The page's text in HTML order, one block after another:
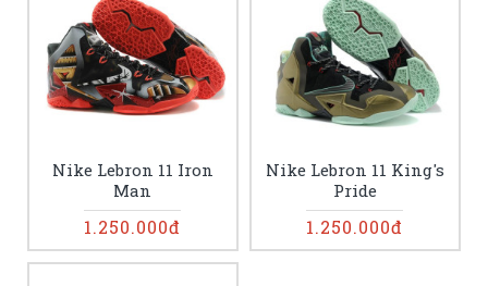
Nike Lebron 11 Iron
Man
1.250.000đ
Nike Lebron 11 King's
Pride
1.250.000đ